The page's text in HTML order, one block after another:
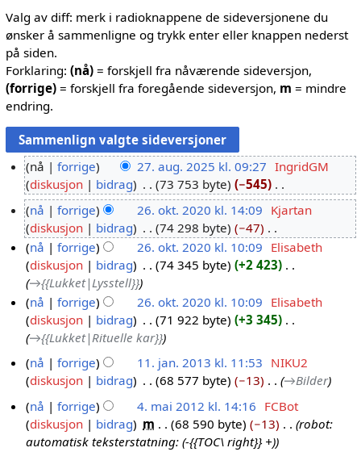
Valg av diff: merk i radioknappene de sideversjonene du
ønsker å sammenligne og trykk enter eller knappen nederst
på siden.
Forklaring: (nå)= forskjell fra nåværende sideversjon,
(forrige)= forskjell fra foregående sideversjon, m = mindre
endring.
7
a
nå forrige 27. aug. 2025 kl. 09:27 IngridGM
diskusjon
bidrag 73 753 byte
−545
I
n
g
e
n
r
e
d
i
g
e
i
n
6
k
2
0
nå forrige 26. okt. 2020 kl. 14:09 Kjartan
diskusjon
bidrag 74 298 byte
−47
I
n
g
e
n
r
d
i
g
e
r
nå forrige 26. okt. 2020 kl. 10:09 Elisabeth
diskusjon
bidrag 74 345 byte
+2 423
→{{Lukket|Lysstell}}
nå
forrige 26. okt. 2020 kl. 10:09 Elisabeth
diskusjon
bidrag 71 922 byte
+3 345
→{{Lukket|Rituelle kar}}
1
nå forrige 11. jan. 2013 kl. 11:53 NIKU2
diskusjon
bidrag 68 577 byte −13 →Bilder
nå forrige 4. mai 2012 kl. 14:16 FCBot
diskusjon
bidrag m 68 590 byte −13
robot:
automatisk teksterstatning: (-{{TOC\ right}} +)